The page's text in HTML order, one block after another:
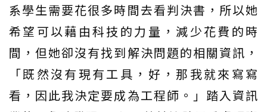
系學生需要花很多時間去看判決書，所以她
希望可以藉由科技的力量，減少花費的時
間，但她卻沒有找到解決問題的相關資訊，
「既然沒有現有工具，好，那我就來寫寫
看，因此我決定要成為工程師。」踏入資訊